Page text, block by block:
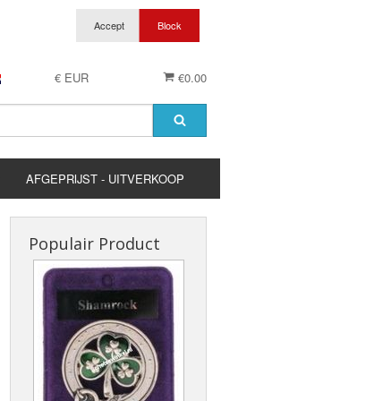
€0.00
€ EUR
AFGEPRIJST - UITVERKOOP
Populair Product